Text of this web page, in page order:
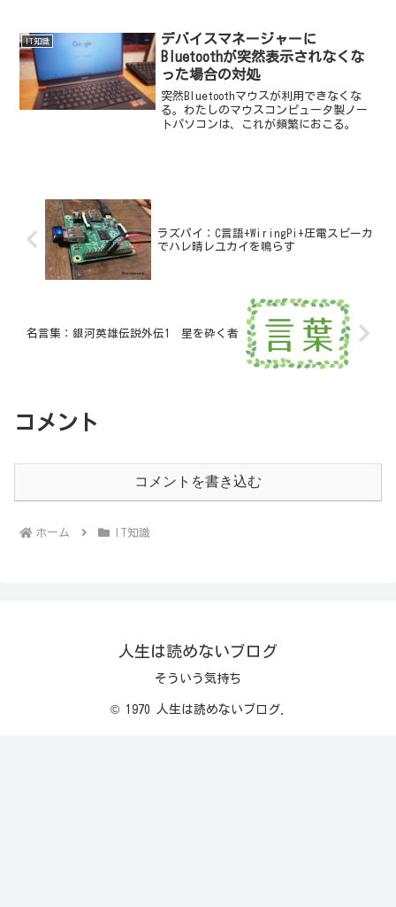
IT知識
デバイスマネージャーに
Bluetoothが突然表示されなくな
った場合の対処
突然Bluetoothマウスが利用できなくな
る。わたしのマウスコンピュータ製ノー
トパソコンは、これが頻繁におこる。
ラズパイ：C言語+WiringPi+圧電スピーカ
でハレ晴レユカイを鳴らす
名言集：銀河英雄伝説外伝1 星を砕く者
コメント
コメントを書き込む
ホーム IT知識
人生は読めないブログ
そういう気持ち
© 1970 人生は読めないブログ.